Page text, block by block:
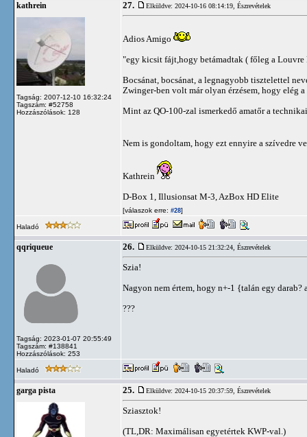
kathrein
Tagság: 2007-12-10 16:32:24
Tagszám: #52758
Hozzászólások: 128
27. Elküldve: 2024-10-16 08:14:19, Észrevételek
Adios Amigo
"egy kicsit fájt,hogy betámadtak ( főleg a
Bocsánat, bocsánat, a legnagyobb tisztelettel
Zwinger-ben volt már olyan érzésem, hogy elég
Mint az QO-100-zal ismerkedő amatőr a
Nem is gondoltam, hogy ezt ennyire a szívedre
Kathrein
D-Box 1, Illusionsat M-3, AzBox HD Elite
[válaszok erre: #28]
Haladó
qqriqueue
Tagság: 2023-01-07 20:55:49
Tagszám: #138841
Hozzászólások: 253
26. Elküldve: 2024-10-15 21:32:24, Észrevételek
Szia!
Nagyon nem értem, hogy n+-1 {talán egy
???
Haladó
garga pista 25. Elküldve: 2024-10-15 20:37:59, Észrevételek
Sziasztok!
(TL,DR: Maximálisan egyetértek KWP-val.)